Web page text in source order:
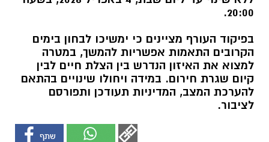
20:00.
בפיקוד העורף מציינים כי ימשיכו לבחון בימים
הקרובים התאמות אפשריות להמשך, במטרה
למצוא את האיזון הנדרש בין הצלת חיים לבין
קיום שגרת חירום. במידה ויחולו שינויים בהתאם
להערכת המצב, המדיניות תעודכן ותפורסם
לציבור.